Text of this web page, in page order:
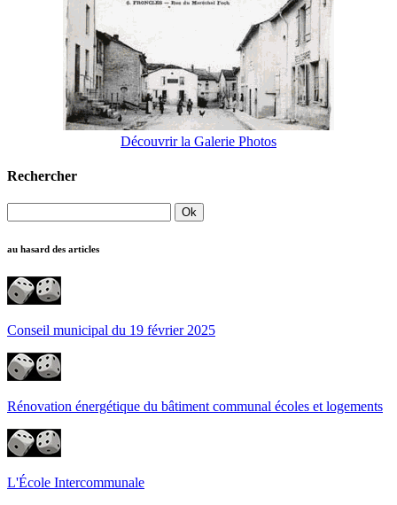
Découvrir la Galerie Photos
Rechercher
au hasard des articles
Conseil municipal du 19 février 2025
Rénovation énergétique du bâtiment communal écoles et logements
L'École Intercommunale